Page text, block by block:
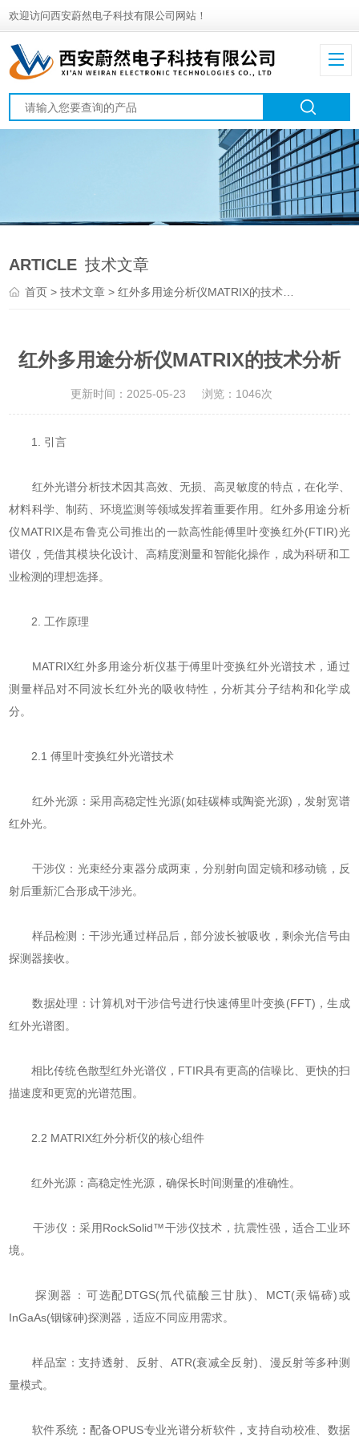
欢迎访问西安蔚然电子科技有限公司网站！
ARTICLE 技术文章
首页 >技术文章 > 红外多用途分析仪MATRIX的技术分析
红外多用途分析仪MATRIX的技术分析
更新时间：2025-05-23 浏览：1046次
​​1. 引言​​
红外光谱分析技术因其高效、无损、高灵敏度的特点，在化学、
材料科学、制药、环境监测等领域发挥着重要作用。红外多用途分析
仪MATRIX是布鲁克公司推出的一款高性能傅里叶变换红外(FTIR)光
谱仪，凭借其模块化设计、高精度测量和智能化操作，成为科研和工
业检测的理想选择。
​​2. 工作原理​​
MATRIX红外多用途分析仪基于傅里叶变换红外光谱技术，通过
测量样品对不同波长红外光的吸收特性，分析其分子结构和化学成
分。
​​2.1 傅里叶变换红外光谱技术​​
​​红外光源​​：采用高稳定性光源(如硅碳棒或陶瓷光源)，发射宽谱
红外光。
​​干涉仪​​：光束经分束器分成两束，分别射向固定镜和移动镜，反
射后重新汇合形成干涉光。
​​样品检测​​：干涉光通过样品后，部分波长被吸收，剩余光信号由
探测器接收。
​​数据处理​​：计算机对干涉信号进行快速傅里叶变换(FFT)，生成
红外光谱图。
相比传统色散型红外光谱仪，FTIR具有更高的信噪比、更快的扫
描速度和更宽的光谱范围。
​​2.2 MATRIX红外分析仪的核心组件​​
​​红外光源​​：高稳定性光源，确保长时间测量的准确性。
​​干涉仪​​：采用RockSolid™干涉仪技术，抗震性强，适合工业环
境。
​​探测器​​：可选配DTGS(氘代硫酸三甘肽)、MCT(汞镉碲)或
InGaAs(铟镓砷)探测器，适应不同应用需求。
​​样品室​​：支持透射、反射、ATR(衰减全反射)、漫反射等多种测
量模式。
​​软件系统​​：配备OPUS专业光谱分析软件，支持自动校准、数据